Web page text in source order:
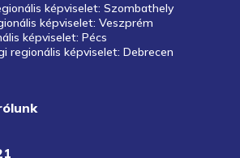
képviselet: Szombathely
képviselet: Veszprém
képviselet: Pécs
regionális képviselet: Debrecen